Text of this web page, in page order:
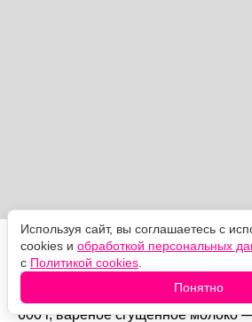
Ингредиенты
Печенье «Топлёное молоко» или
600 г, варёное сгущённое молоко
Используя сайт, вы соглашаетесь с
cookies и обработкой персональных
с Политикой cookies
Понятно